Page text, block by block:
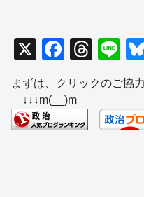
X
F
a
c
e
b
T
hr
e
a
d
Li
n
e
まずは、クリックのご協
↓↓↓m(__)m